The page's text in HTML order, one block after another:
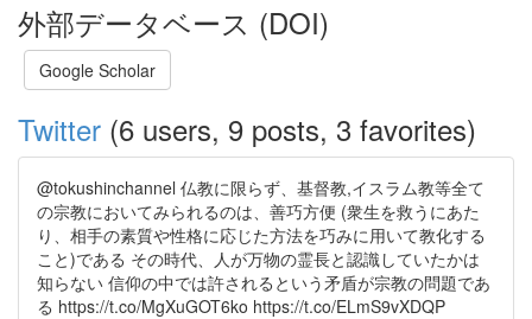
外部データベース (DOI)
Google Scholar
Twitter (6 users, 9 posts, 3 favorites)
@tokushinchannel 仏教に限らず、基督教,イスラム教等全て
の宗教においてみられるのは、善巧方便 (衆生を救うにあた
り、相手の素質や性格に応じた方法を巧みに用いて教化する
こと)である その時代、人が万物の霊長と認識していたかは
知らない 信仰の中では許されるという矛盾が宗教の問題であ
る https://t.co/MgXuGOT6ko https://t.co/ELmS9vXDQP